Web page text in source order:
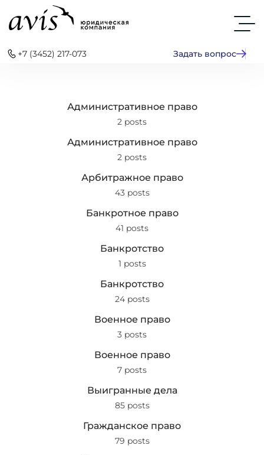
+7 (3452) 217-073 Задать вопрос
Административное право
2 posts
Административное право
2 posts
Арбитражное право
43 posts
Банкротное право
41 posts
Банкротство
1 posts
Банкротство
24 posts
Военное право
3 posts
Военное право
7 posts
Выигранные дела
85 posts
Гражданское право
79 posts